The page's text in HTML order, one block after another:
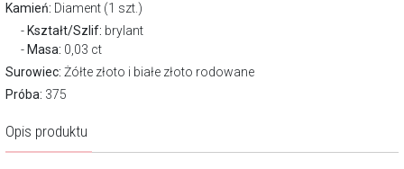
Kamień: Diament (1 szt.)
Kształt/Szlif: brylant
Masa: 0,03 ct
Surowiec: Żółte złoto i białe złoto rodowane
Próba: 375
Opis produktu